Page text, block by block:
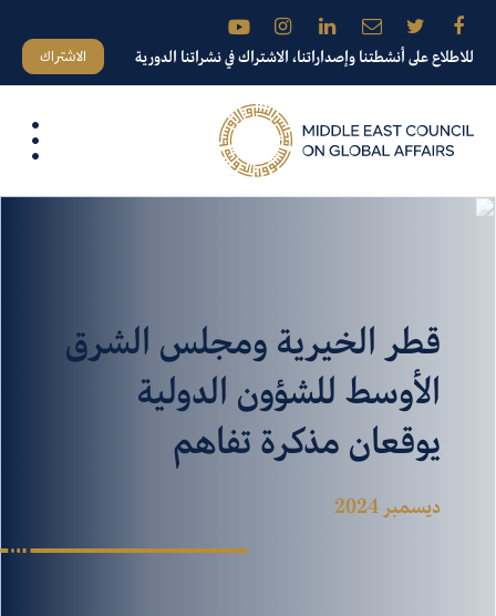
للاطلاع على أنشطتنا وإصداراتنا، الاشتراك في نشراتنا الدورية الاشتراك
قطر الخيرية ومجلس الشرق
الأوسط للشؤون الدولية
يوقعان مذكرة تفاهم
ديسمبر 2024